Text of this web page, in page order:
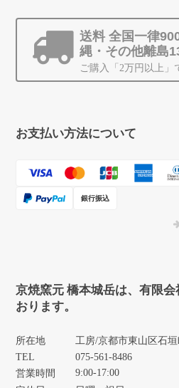
送料 全国一律
縄・その他離島
ご購入「2万円以上」
お支払い方法について
銀行振込
京焼窯元 橋本城岳は、有限
おります。
所在地
工房/京都市東山区石
TEL
075-561-8486
営業時間
9:00-17:00